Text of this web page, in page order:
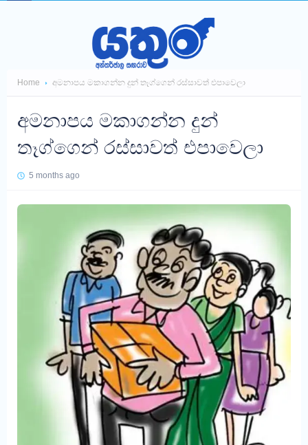
Home අමනාපය මකාගන්න දුන් තෑග්ගෙන් රස්සාවත් එපාවෙලා
අමනාපය මකාගන්න දුන්
තෑග්ගෙන් රස්සාවත් එපාවෙලා
5 months ago